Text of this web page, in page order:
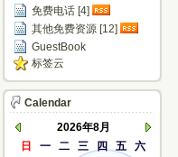
免费电话 [4]
其他免费资源 [12]
GuestBook
标签云
Calendar
2026年8月
日
一 二 三 四 五 六